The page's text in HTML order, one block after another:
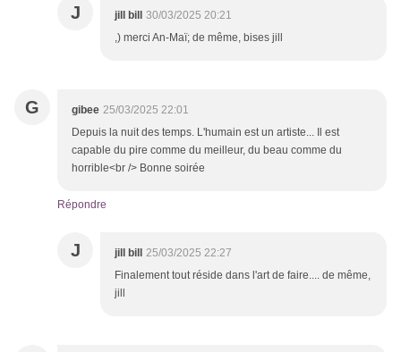
J jill bill
30/03/2025 20:21
,) merci An-Maï; de même, bises jill
G gibee 25/03/2025 22:01
Depuis la nuit des temps. L'humain est un artiste... Il est
capable du pire comme du meilleur, du beau comme du
horrible<br /> Bonne soirée
Répondre
J jill bill
25/03/2025 22:27
Finalement tout réside dans l'art de faire.... de même,
jill